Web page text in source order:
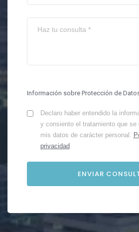
Información sobre Protección de
Declaro haber entendido la
y consiento el tratamiento que se
mis datos de carácter personal.
privacidad.